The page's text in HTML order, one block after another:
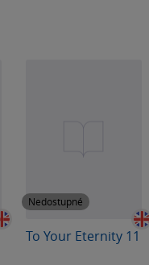
Nedostupné
To Your Eternity 11